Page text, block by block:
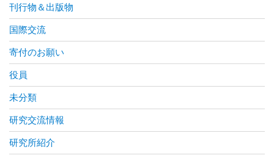
刊行物＆出版物
国際交流
寄付のお願い
役員
未分類
研究交流情報
研究所紹介